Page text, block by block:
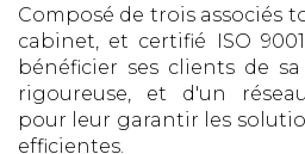
Composé de trois associés
cabinet, et certifié ISO
bénéficier ses clients de
rigoureuse, et d'un
pour leur garantir les
efficientes.